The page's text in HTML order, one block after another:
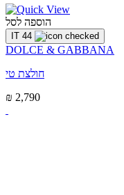
הוספה לסל
IT 44
DOLCE & GABBANA
חולצת טי
₪ 2,790